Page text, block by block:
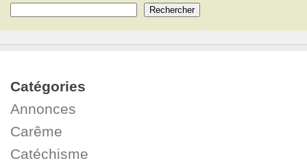
Rechercher
Catégories
Annonces
Carême
Catéchisme